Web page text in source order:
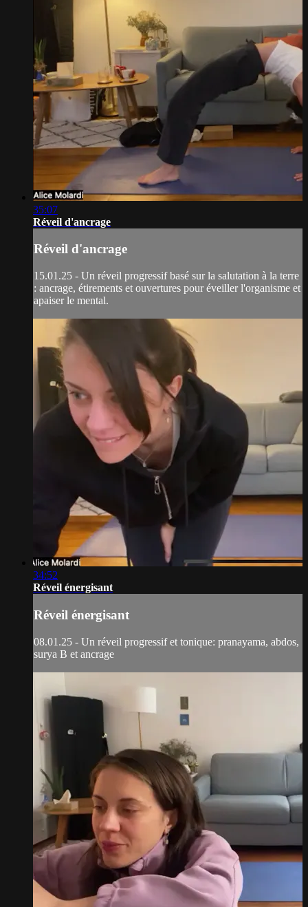
35:07
Réveil d'ancrage
Réveil d'ancrage
15.01.25 - Un réveil progressif basé sur la salutation à la terre
: ancrage, étirements et ouvertures pour éveiller l'organisme et
apaiser le mental.
34:52
Réveil énergisant
Réveil énergisant
08.01.25 - Un réveil progressif et tonique: pranayama, abdos,
surya B et ancrage